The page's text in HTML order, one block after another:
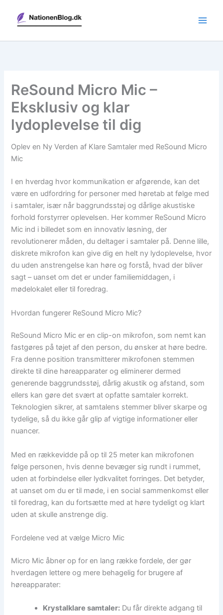
indholdet
ReSound Micro Mic –
Eksklusiv og klar
lydoplevelse til dig
Oplev en Ny Verden af Klare Samtaler med ReSound Micro
Mic
I en hverdag hvor kommunikation er afgørende, kan det
være en udfordring for personer med høretab at følge med
i samtaler, især når baggrundsstøj og dårlige akustiske
forhold forstyrrer oplevelsen. Her kommer ReSound Micro
Mic ind i billedet som en innovativ løsning, der
revolutionerer måden, du deltager i samtaler på. Denne lille,
diskrete mikrofon kan give dig en helt ny lydoplevelse, hvor
du uden anstrengelse kan høre og forstå, hvad der bliver
sagt – uanset om det er under familiemiddagen, i
mødelokalet eller til foredrag.
Hvordan fungerer ReSound Micro Mic?
ReSound Micro Mic er en clip-on mikrofon, som nemt kan
fastgøres på tøjet af den person, du ønsker at høre bedre.
Fra denne position transmitterer mikrofonen stemmen
direkte til dine høreapparater og eliminerer dermed
generende baggrundsstøj, dårlig akustik og afstand, som
ellers kan gøre det svært at opfatte samtaler korrekt.
Teknologien sikrer, at samtalens stemmer bliver skarpe og
tydelige, så du ikke går glip af vigtige informationer eller
nuancer.
Med en rækkevidde på op til 25 meter kan mikrofonen
følge personen, hvis denne bevæger sig rundt i rummet,
uden at forbindelse eller lydkvalitet forringes. Det betyder,
at uanset om du er til møde, i en social sammenkomst eller
til foredrag, kan du fortsætte med at høre tydeligt og klart
uden at skulle anstrenge dig.
Fordelene ved at vælge Micro Mic
Micro Mic åbner op for en lang række fordele, der gør
hverdagen lettere og mere behagelig for brugere af
høreapparater:
Krystalklare samtaler: Du får direkte adgang til